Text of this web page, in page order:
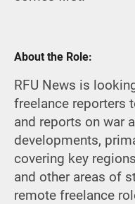
About the Role:
RFU News is
freelance reporters
and reports on war
developments,
covering key
and other areas of
remote freelance